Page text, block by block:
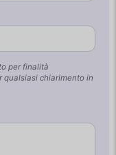
per finalità
qualsiasi chiarimento in